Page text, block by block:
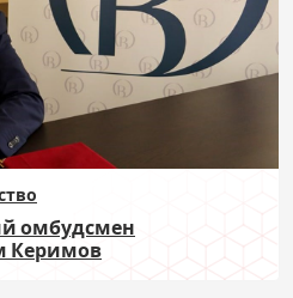
омбудсмен
Керимов